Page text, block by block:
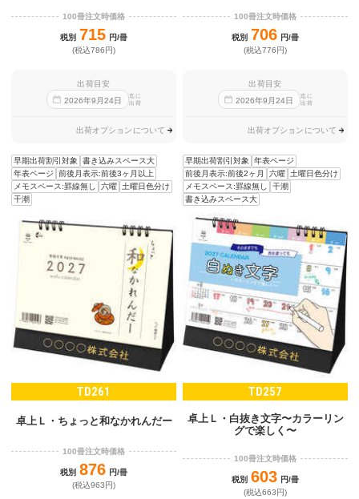
100冊注文時価格
税別 715 円/冊
(税込786円)
出荷目安
2026年9 月24日
迄に
出荷
出荷オプションについて
早期出荷割引対象
書き込みスペース大
年表ページ
前後月表示:前後3ヶ月以上
メモスペース:罫線無し
六曜 土曜日色分け
干潮
100冊注文時価格
税別 706 円/冊
(税込776円)
出荷目安
2026年9 月24日
迄に
出荷
出荷オプションについて
早期出荷割引対象
年表ページ
前後月表示:前後2ヶ月
六曜 土曜日色分け
メモスペース:罫線無し
干潮
書き込みスペース大
TD261
卓上Ｌ・ちょっと和なかれんだー
100冊注文時価格
税別 876 円/冊
(税込963円)
TD257
卓上Ｌ・白抜き文字〜カラーリン
グで楽しく〜
100冊注文時価格
税別 603 円/冊
(税込663円)